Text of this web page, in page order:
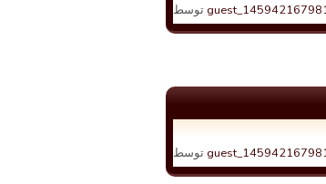
توسط
توسط